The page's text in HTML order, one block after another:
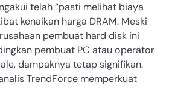
telah “pasti melihat biaya
kenaikan harga DRAM. Meski
pembuat hard disk ini
pembuat PC atau operator
dampaknya tetap signifikan.
TrendForce memperkuat